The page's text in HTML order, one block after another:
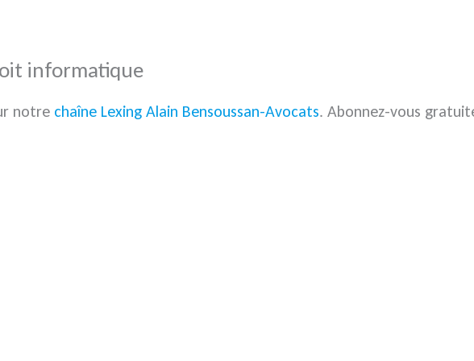
informatique
notre chaîne Lexing Alain Bensoussan-Avocats. Abonnez-vous